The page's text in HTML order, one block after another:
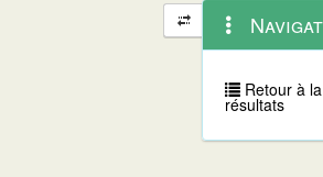
Navigation
et
outils
annexes
contextuel
Retour à
résultats